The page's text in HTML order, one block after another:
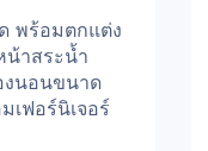
พร้อมตกแต่ง
น้าสระน้ำ
งนอนขนาด
เฟอร์นิเจอร์